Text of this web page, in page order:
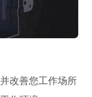
改善您工作场所